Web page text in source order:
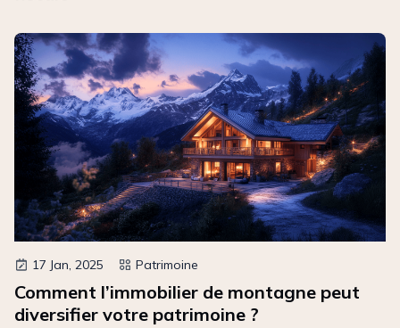
17 Jan, 2025 Patrimoine
Comment l’immobilier de montagne peut
diversifier votre patrimoine ?